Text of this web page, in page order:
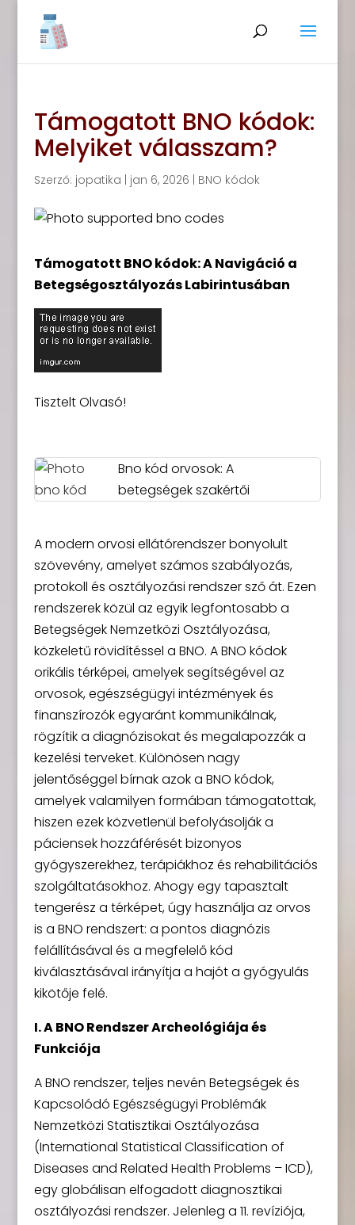
Támogatott BNO kódok:
Melyiket válasszam?
Szerző: jopatika jan 6, 2026 BNO kódok
Támogatott BNO kódok: A Navigáció a
Betegségosztályozás Labirintusában
Tisztelt Olvasó!
Bno kód orvosok: A
betegségek szakértői
A modern orvosi ellátórendszer bonyolult
szövevény, amelyet számos szabályozás,
protokoll és osztályozási rendszer sző át. Ezen
rendszerek közül az egyik legfontosabb a
Betegségek Nemzetközi Osztályozása,
közkeletű rövidítéssel a BNO. A BNO kódok
orikális térképei, amelyek segítségével az
orvosok, egészségügyi intézmények és
finanszírozók egyaránt kommunikálnak,
rögzítik a diagnózisokat és megalapozzák a
kezelési terveket. Különösen nagy
jelentőséggel bírnak azok a BNO kódok,
amelyek valamilyen formában támogatottak,
hiszen ezek közvetlenül befolyásolják a
páciensek hozzáférését bizonyos
gyógyszerekhez, terápiákhoz és rehabilitációs
szolgáltatásokhoz. Ahogy egy tapasztalt
tengerész a térképet, úgy használja az orvos
is a BNO rendszert: a pontos diagnózis
felállításával és a megfelelő kód
kiválasztásával irányítja a hajót a gyógyulás
kikötője felé.
I. A BNO Rendszer Archeológiája és
Funkciója
A BNO rendszer, teljes nevén Betegségek és
Kapcsolódó Egészségügyi Problémák
Nemzetközi Statisztikai Osztályozása
(International Statistical Classification of
Diseases and Related Health Problems – ICD),
egy globálisan elfogadott diagnosztikai
osztályozási rendszer. Jelenleg a 11. revíziója,